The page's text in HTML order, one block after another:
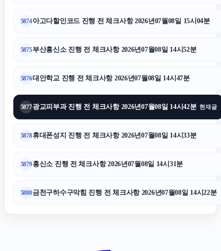
강남상간소송변호사
강동하수구막힘
5874아고다할인코드 진행 전 체크사항 2026년07월08일 15시04분
5875부산흥신소 진행 전 체크사항 2026년07월08일 14시52분
5876대안학교 진행 전 체크사항 2026년07월08일 14시47분
5877광교피부과 진행 전 체크사항 2026년07월08일 14시42분 현재글
5878휴대폰성지 진행 전 체크사항 2026년07월08일 14시33분
5879흥신소 진행 전 체크사항 2026년07월08일 14시31분
5880금천구하수구막힘 진행 전 체크사항 2026년07월08일 14시22분